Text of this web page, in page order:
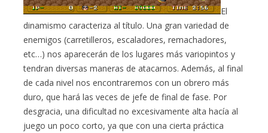
El
dinamismo caracteriza al título. Una gran variedad de
enemigos (carretilleros, escaladores, remachadores,
etc…) nos aparecerán de los lugares más variopintos y
tendran diversas maneras de atacarnos. Además, al final
de cada nivel nos encontraremos con un obrero más
duro, que hará las veces de jefe de final de fase. Por
desgracia, una dificultad no excesivamente alta hacía al
juego un poco corto, ya que con una cierta práctica